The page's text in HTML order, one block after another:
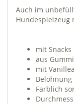
Auch im
Hundespielzeug
mit
aus Gummi
mit
Farblich